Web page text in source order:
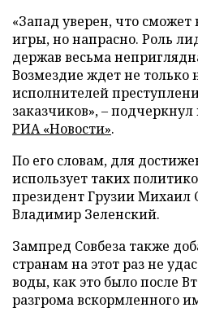
«Запад уверен, что
игры, но напрасно. Роль
держав весьма
Возмездие ждет не только
исполнителей
заказчиков», –
РИА «Новости».
По его словам, для
использует таких
президент Грузии Михаил
Владимир Зеленский.
Зампред Совбеза также
странам на этот раз не
воды, как это было после
разгрома вскормленного